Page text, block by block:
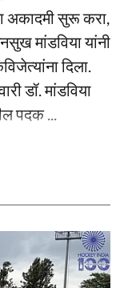
अकादमी सुरू करा,
मांडविया यांनी
दिला.
डॉ. मांडविया
पदक ...